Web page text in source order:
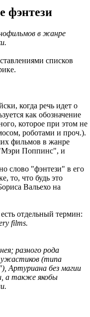
фэнтези
в жанре
списков
когда речь идет о
как обозначение
которое при этом не
роботами и проч.).
фильмов в жанре
"Мэри Поппинс", и
слово "фэнтези" в его
то, что будь это
Вальехо на
отдельный термин:
films.
разного рода
ужастиков (типа
Артуриана без магии
а также якобы